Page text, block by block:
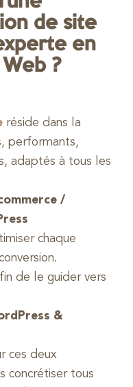
de site
en
?
réside dans la
performants,
adaptés à tous les
/
chaque
de le guider vers
&
ces deux
concrétiser tous